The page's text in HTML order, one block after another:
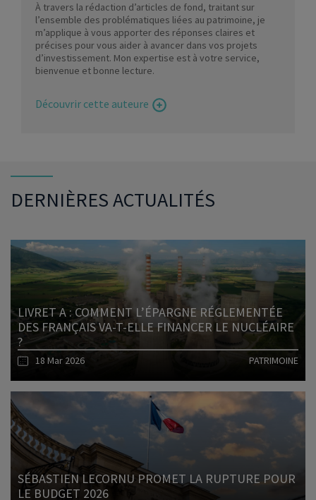
À travers la rédaction d’articles de fond, traitant sur
l’ensemble des problématiques liées au patrimoine, je
m’applique à vous apporter des réponses claires et
précises pour vous aider à avancer dans vos projets
d’investissement. Mon expertise est à votre service,
bienvenue et bonne lecture.
Découvrir cette auteure
DERNIÈRES ACTUALITÉS
LIVRET A : COMMENT L’ÉPARGNE RÉGLEMENTÉE
DES FRANÇAIS VA-T-ELLE FINANCER LE NUCLÉAIRE
?
18 Mar 2026 PATRIMOINE
Lire l'article
SÉBASTIEN LECORNU PROMET LA RUPTURE POUR
LE BUDGET 2026